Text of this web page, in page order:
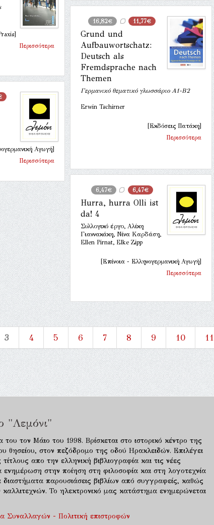
Περισσότερα
16,82€ 11,77€
Grund und
Aufbauwortschatz:
Deutsch als
Fremdsprache nach
Themen
Γερμανικό θεματικό γλωσσάριο Α1-Β2
Erwin Tschirner
[Εκδόσεις Πατάκη]
Περισσότερα
Αγωγή]
Περισσότερα
6,47€ 6,47€
Hurra, hurra Olli ist
da! 4
Συλλογικό έργο, Αλίκη
Γιαννακάκη, Νίνα Καρδάση,
Ellen Pirnat, Elke Zipp
[Επίνοια - Ελληνογερμανική Αγωγή]
Περισσότερα
3 4 5 6 7 8 9 10 11
"Λεμόνι"
του τον Μάιο του 1998. Βρίσκεται στο ιστορικό κέντρο της
θησείου, στον πεζόδρομο της οδού Ηρακλειδών. Επιλέγει
απο την ελληνική βιβλιογραφία και τις νέες
ενημέρωση στην ποίηση στη φιλοσοφία και στη λογοτεχνία
διαστήματα παρουσιάσεις βιβλίων από συγγραφείς, καθώς
καλλιτεχνών. Το ηλεκτρονικό μας κατάστημα ενημερώνεται
Συναλλαγών - Πολιτική επιστροφών